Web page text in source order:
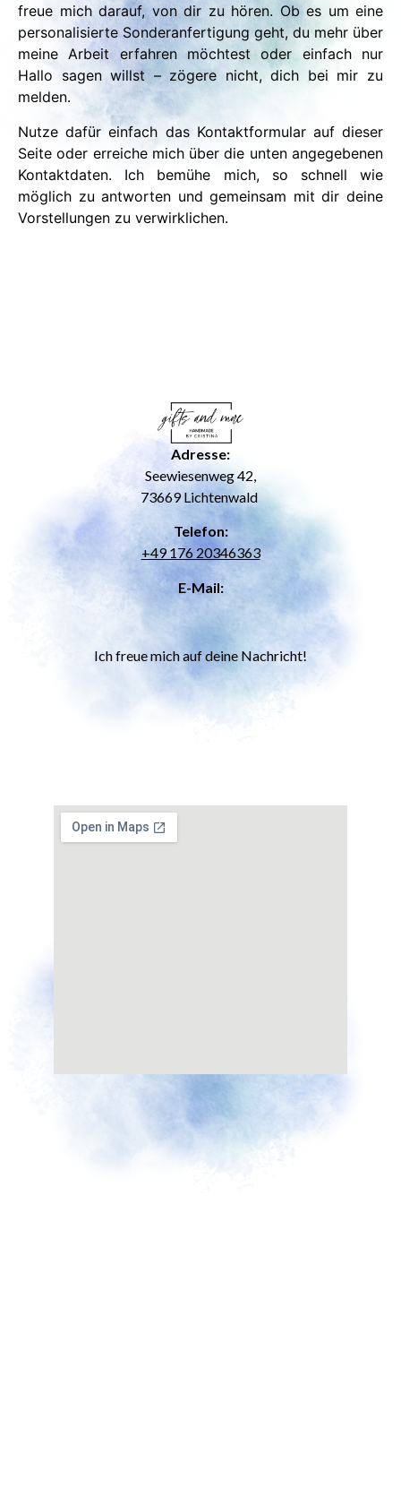
freue mich darauf, von dir zu hören. Ob es um eine
personalisierte Sonderanfertigung geht, du mehr über
meine Arbeit erfahren möchtest oder einfach nur
Hallo sagen willst – zögere nicht, dich bei mir zu
melden.
Nutze dafür einfach das Kontaktformular auf dieser
Seite oder erreiche mich über die unten angegebenen
Kontaktdaten. Ich bemühe mich, so schnell wie
möglich zu antworten und gemeinsam mit dir deine
Vorstellungen zu verwirklichen.
Adresse:
Seewiesenweg 42,
73669 Lichtenwald
Telefon:
+49 176 20346363
E-Mail:
Ich freue mich auf deine Nachricht!